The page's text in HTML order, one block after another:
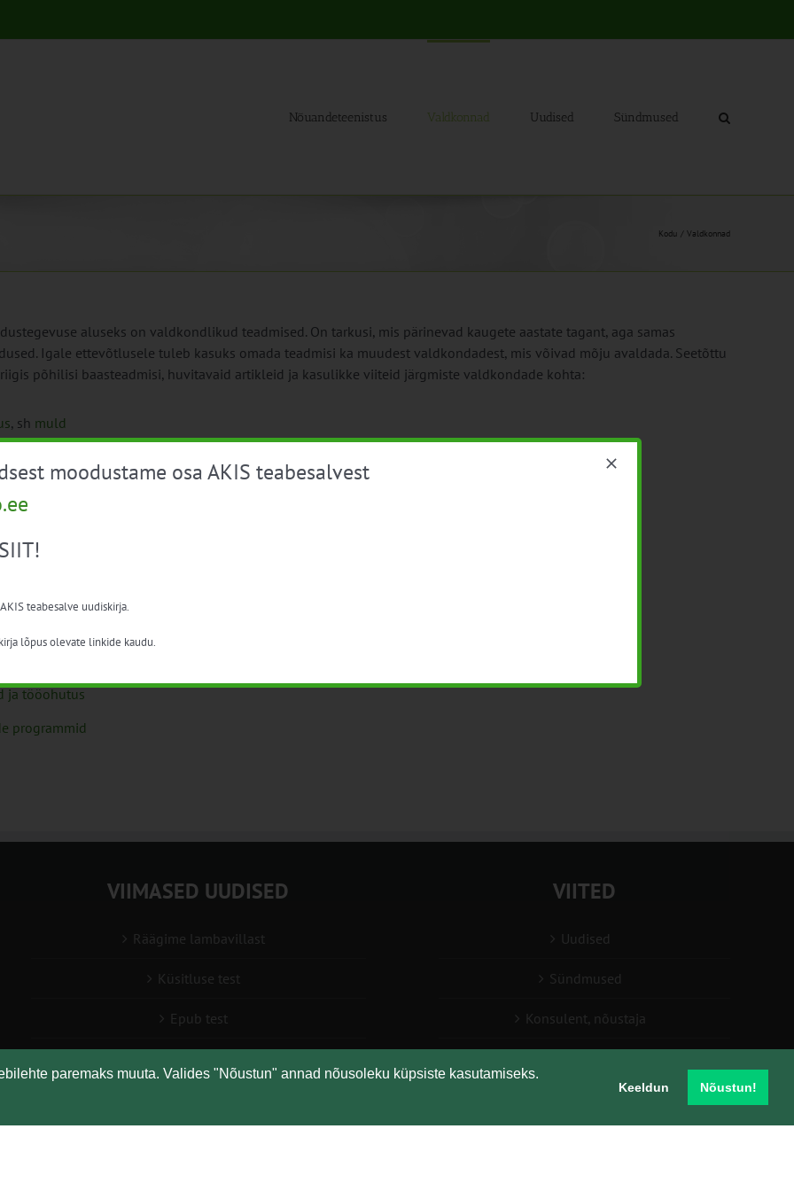
paremaks muuta. Valides "Nõustun" annad nõusoleku küpsiste kasutamiseks.
Keeldun Nõustun!
Nõuandeteenistus Valdkonnad Uudised Sündmused
Kodu Valdkonnad
aluseks on valdkondlikud teadmised. On tarkusi, mis pärinevad kaugete aastate tagant, aga samas
Igale ettevõtlusele tuleb kasuks omada teadmisi ka muudest valdkondadest, mis võivad mõju avaldada. Seetõttu
põhilisi baasteadmisi, huvitavaid artikleid ja kasulikke viiteid järgmiste valdkondade kohta:
, sh muld
ja tööohutus
programmid
VIIMASED UUDISED
Räägime lambavillast
Küsitluse test
Epub test
VIITED
Uudised
Sündmused
Konsulent, nõustaja
moodustame osa AKIS teabesalvest
teabesalve uudiskirja.
lõpus olevate linkide kaudu.